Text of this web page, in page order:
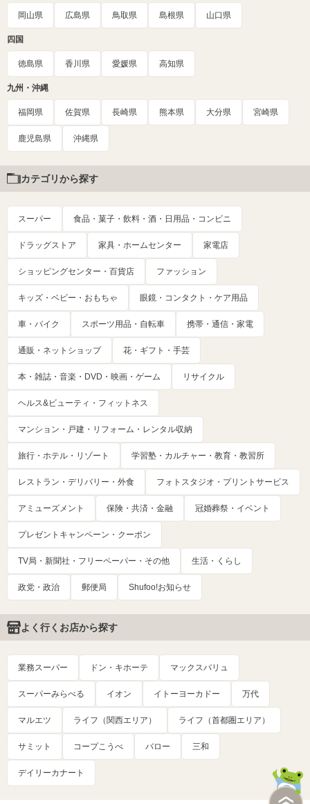
岡山県 広島県 鳥取県 島根県 山口県
四国
徳島県 香川県 愛媛県 高知県
九州・沖縄
福岡県 佐賀県 長崎県 熊本県 大分県 宮崎県
鹿児島県 沖縄県
カテゴリから探す
スーパー 食品・菓子・飲料・酒・日用品・コンビニ
ドラッグストア 家具・ホームセンター 家電店
ショッピングセンター・百貨店 ファッション
キッズ・ベビー・おもちゃ 眼鏡・コンタクト・ケア用品
車・バイク スポーツ用品・自転車 携帯・通信・家電
通販・ネットショップ 花・ギフト・手芸
本・雑誌・音楽・DVD・映画・ゲーム リサイクル
ヘルス&ビューティ・フィットネス
マンション・戸建・リフォーム・レンタル収納
旅行・ホテル・リゾート 学習塾・カルチャー・教育・教習所
レストラン・デリバリー・外食 フォトスタジオ・プリントサービス
アミューズメント 保険・共済・金融 冠婚葬祭・イベント
プレゼントキャンペーン・クーポン
TV局・新聞社・フリーペーパー・その他 生活・くらし
政党・政治 郵便局 Shufoo!お知らせ
よく行くお店から探す
業務スーパー ドン・キホーテ マックスバリュ
スーパーみらべる イオン イトーヨーカドー 万代
マルエツ ライフ（関西エリア） ライフ（首都圏エリア）
サミット コープこうべ バロー 三和
デイリーカナート